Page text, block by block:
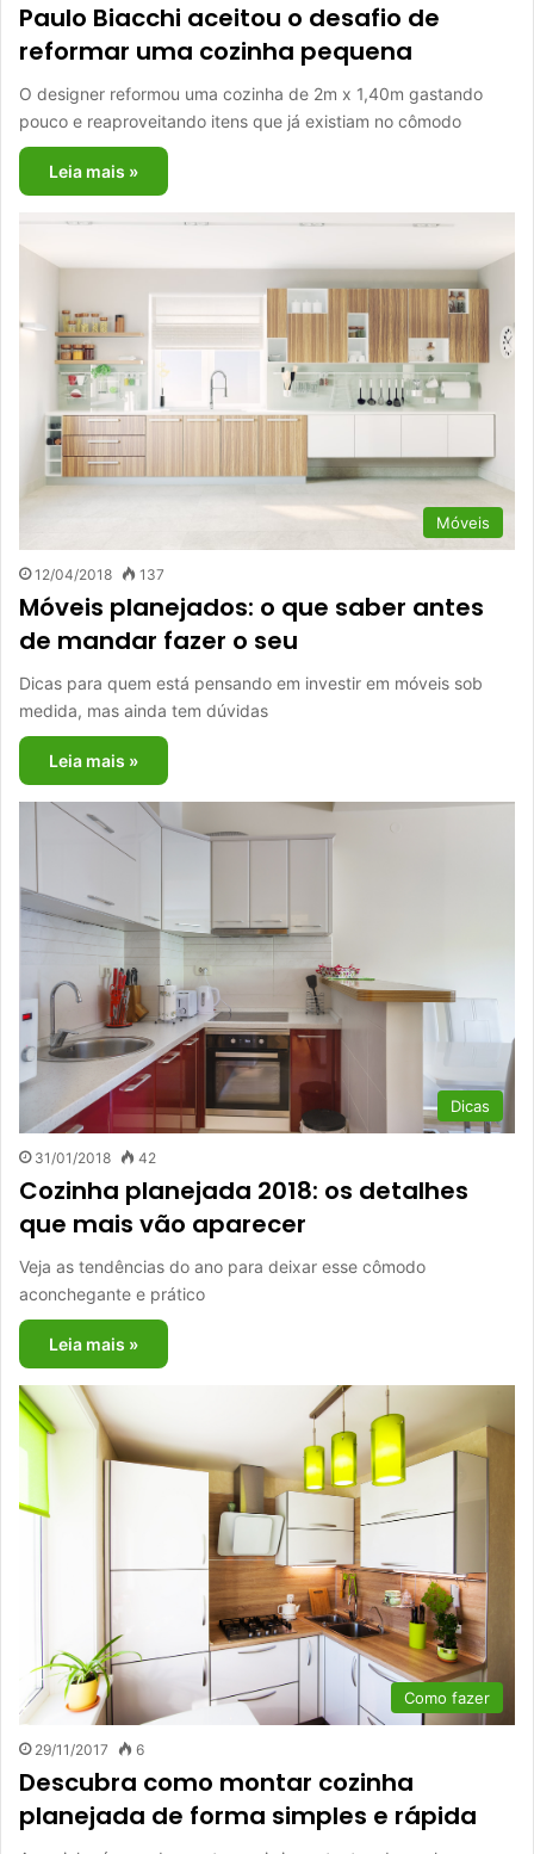
Paulo Biacchi aceitou o desafio de
reformar uma cozinha pequena
O designer reformou uma cozinha de 2m x 1,40m gastando
pouco e reaproveitando itens que já existiam no cômodo
Leia mais »
Móveis
12/04/2018 137
Móveis planejados: o que saber antes
de mandar fazer o seu
Dicas para quem está pensando em investir em móveis sob
medida, mas ainda tem dúvidas
Leia mais »
Dicas
31/01/2018 42
Cozinha planejada 2018: os detalhes
que mais vão aparecer
Veja as tendências do ano para deixar esse cômodo
aconchegante e prático
Leia mais »
Como fazer
29/11/2017 6
Descubra como montar cozinha
planejada de forma simples e rápida